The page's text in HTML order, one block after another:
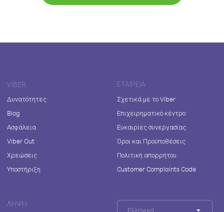
VIBER
Δυνατότητες
Blog
Ασφάλεια
Viber Out
Χρεώσεις
Υποστήριξη
ΕΤΑΙΡΕΊΑ
Σχετικά με το Viber
Επιχειρηματικό κέντρο
Ευκαιρίες συνεργασίας
Όροι και Προϋποθέσεις
Πολιτική απορρήτου
Customer Complaints Code
ΛΉΨΗ
Ελληνικά